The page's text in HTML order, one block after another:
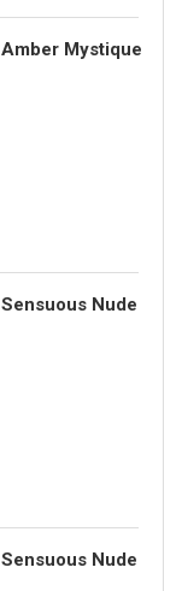
Mystique
Nude
Nude